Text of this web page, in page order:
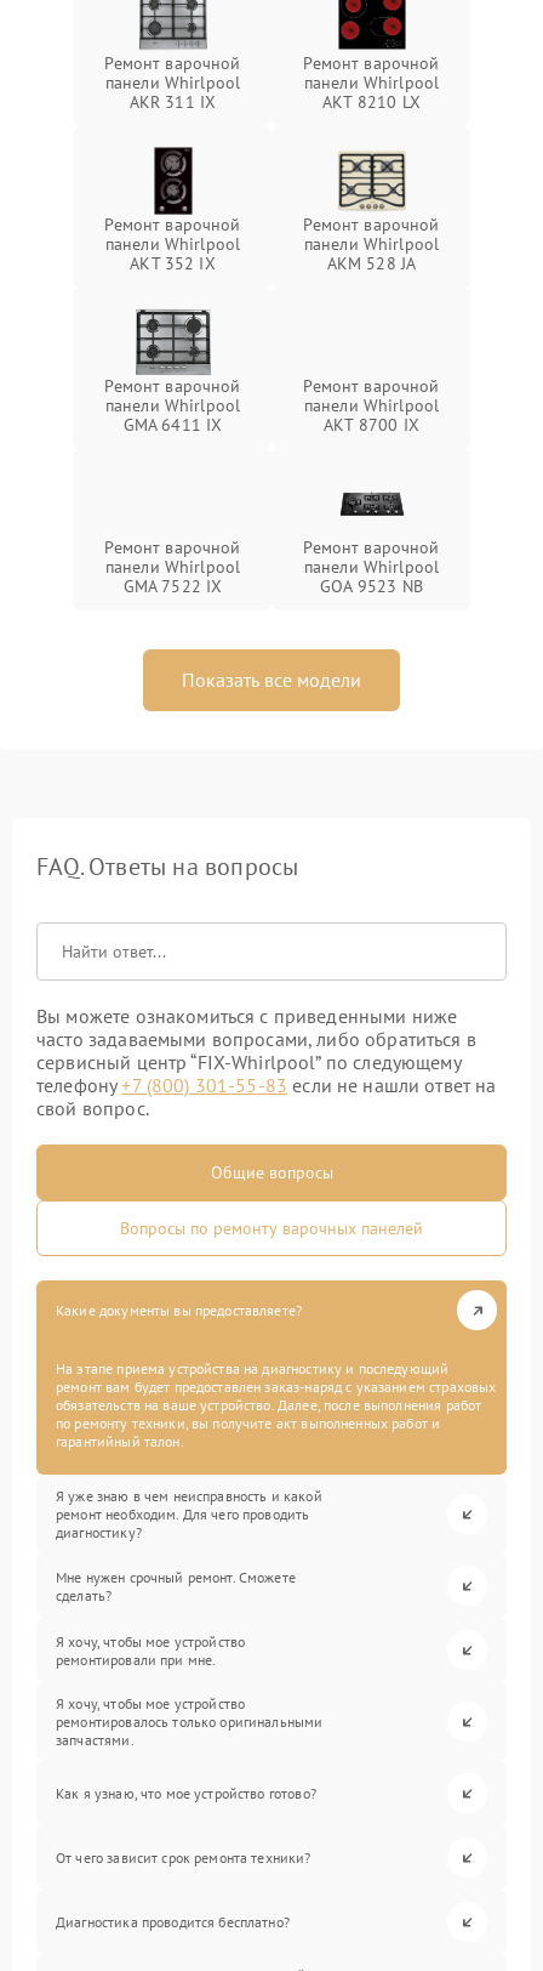
Ремонт варочной
панели Whirlpool
AKR 311 IX
Ремонт варочной
панели Whirlpool
AKT 8210 LX
Ремонт варочной
панели Whirlpool
AKT 352 IX
Ремонт варочной
панели Whirlpool
AKM 528 JA
Ремонт варочной
панели Whirlpool
GMA 6411 IX
Ремонт варочной
панели Whirlpool
AKT 8700 IX
Ремонт варочной
панели Whirlpool
GMA 7522 IX
Ремонт варочной
панели Whirlpool
GOA 9523 NB
Показать все модели
FAQ. Ответы на вопросы
Вы можете ознакомиться с приведенными ниже
часто задаваемыми вопросами, либо обратиться в
сервисный центр “FIX-Whirlpool” по следующему
телефону+7 (800) 301-55-83 если не нашли ответ на
свой вопрос.
Общие вопросы
Вопросы по ремонту варочных панелей
Какие документы вы предоставляете?
На этапе приема устройства на диагностику и последующий
ремонт вам будет предоставлен заказ-наряд с указанием страховых
обязательств на ваше устройство. Далее, после выполнения работ
по ремонту техники, вы получите акт выполненных работ и
гарантийный талон.
Я уже знаю в чем неисправность и какой
ремонт необходим. Для чего проводить
диагностику?
Мне нужен срочный ремонт. Сможете
сделать?
Я хочу, чтобы мое устройство
ремонтировали при мне.
Я хочу, чтобы мое устройство
ремонтировалось только оригинальными
запчастями.
Как я узнаю, что мое устройство готово?
От чего зависит срок ремонта техники?
Диагностика проводится бесплатно?